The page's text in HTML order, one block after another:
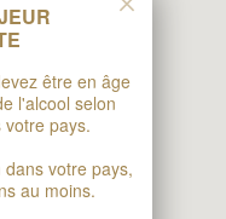
être en âge
l'alcool selon
pays.
votre pays,
au moins.